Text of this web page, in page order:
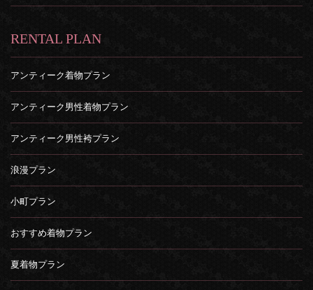
RENTAL PLAN
アンティーク着物プラン
アンティーク男性着物プラン
アンティーク男性袴プラン
浪漫プラン
小町プラン
おすすめ着物プラン
夏着物プラン